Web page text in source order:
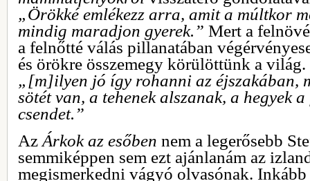
„Örökké emlékezz arra, amit a múltkor
mindig maradjon gyerek.” Mert a
a felnőtté válás pillanatában
és örökre összemegy körülöttünk a
„[m]ilyen jó így rohanni az éjszakában,
sötét van, a tehenek alszanak, a hegyek
csendet.”
Az Árkok az esőben nem a legerősebb
semmiképpen sem ezt ajánlanám az
megismerkedni vágyó olvasónak. Inkább